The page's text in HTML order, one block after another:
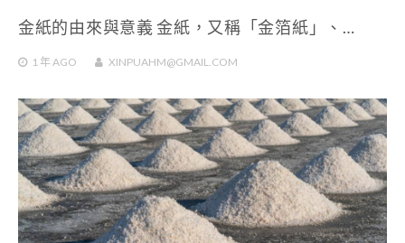
金紙的由來與意義 金紙，又稱「金箔紙」、…
1 年 AGO XINPUAHM@GMAIL.COM